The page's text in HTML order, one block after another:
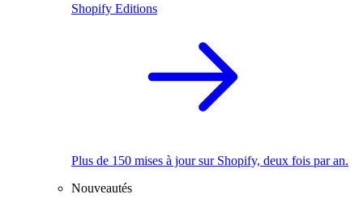
Shopify Editions
Plus de 150 mises à jour sur Shopify, deux fois par an.
Nouveautés